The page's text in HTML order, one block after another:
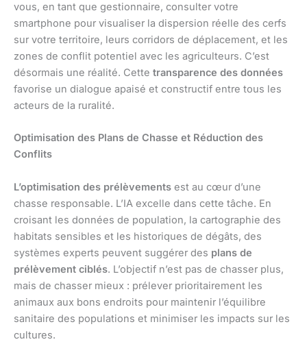
vous, en tant que gestionnaire, consulter votre
smartphone pour visualiser la dispersion réelle des cerfs
sur votre territoire, leurs corridors de déplacement, et les
zones de conflit potentiel avec les agriculteurs. C’est
désormais une réalité. Cette transparence des données
favorise un dialogue apaisé et constructif entre tous les
acteurs de la ruralité.
Optimisation des Plans de Chasse et Réduction des
Conflits
L’optimisation des prélèvements est au cœur d’une
chasse responsable. L’IA excelle dans cette tâche. En
croisant les données de population, la cartographie des
habitats sensibles et les historiques de dégâts, des
systèmes experts peuvent suggérer des plans de
prélèvement ciblés. L’objectif n’est pas de chasser plus,
mais de chasser mieux : prélever prioritairement les
animaux aux bons endroits pour maintenir l’équilibre
sanitaire des populations et minimiser les impacts sur les
cultures.